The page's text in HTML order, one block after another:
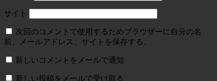
サイト
次回のコメントで使用するためブラウザーに自分の名
前、メールアドレス、サイトを保存する。
新しいコメントをメールで通知
新しい投稿をメールで受け取る